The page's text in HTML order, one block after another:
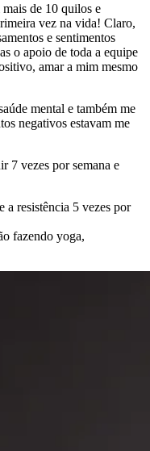
de 10 quilos e
vez na vida! Claro,
e sentimentos
o apoio de toda a equipe
amar a mim mesmo
mental e também me
negativos estavam me
7 vezes por semana e
a resistência 5 vezes por
fazendo yoga,